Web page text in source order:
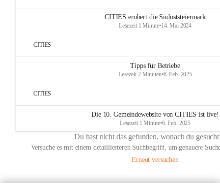
CITIES erobert die Südoststeiermark
Lesezeit 1 Minute•14. Mai 2024
CITIES
Tipps für Betriebe
Lesezeit 2 Minuten•6. Feb. 2025
CITIES
Die 10. Gemeindewebsite von CITIES ist live!
Lesezeit 1 Minute•6. Feb. 2025
Du hast nicht das gefunden, wonach du gesucht
Versuche es mit einem detaillierteren Suchbegriff, um genauere
Erneut versuchen